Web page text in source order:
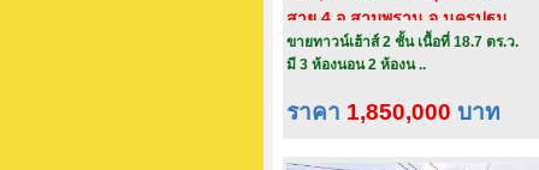
สาย 4 อ.สามพราน จ.นครปฐม
ขายทาวน์เฮ้าส์ 2 ชั้น เนื้อที่ 18.7 ตร.ว.
มี 3 ห้องนอน 2 ห้องน ..
ราคา 1,850,000 บาท